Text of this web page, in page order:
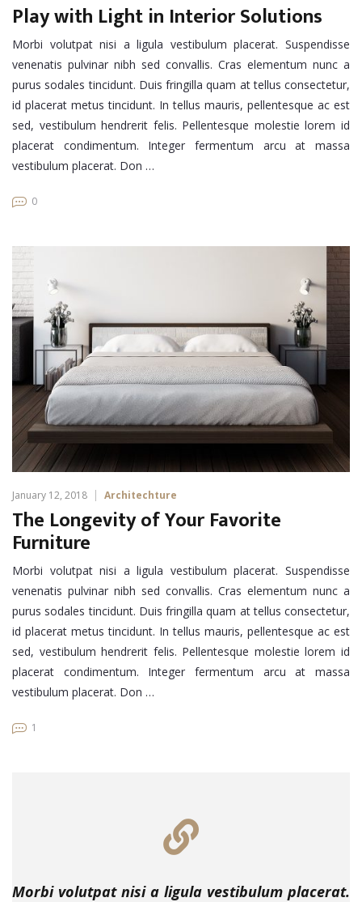
Play with Light in Interior Solutions
Morbi volutpat nisi a ligula vestibulum placerat. Suspendisse
venenatis pulvinar nibh sed convallis. Cras elementum nunc a
purus sodales tincidunt. Duis fringilla quam at tellus consectetur,
id placerat metus tincidunt. In tellus mauris, pellentesque ac est
sed, vestibulum hendrerit felis. Pellentesque molestie lorem id
placerat condimentum. Integer fermentum arcu at massa
vestibulum placerat. Don …
0
January 12, 2018 Architechture
The Longevity of Your Favorite
Furniture
Morbi volutpat nisi a ligula vestibulum placerat. Suspendisse
venenatis pulvinar nibh sed convallis. Cras elementum nunc a
purus sodales tincidunt. Duis fringilla quam at tellus consectetur,
id placerat metus tincidunt. In tellus mauris, pellentesque ac est
sed, vestibulum hendrerit felis. Pellentesque molestie lorem id
placerat condimentum. Integer fermentum arcu at massa
vestibulum placerat. Don …
1
Morbi volutpat nisi a ligula vestibulum placerat.